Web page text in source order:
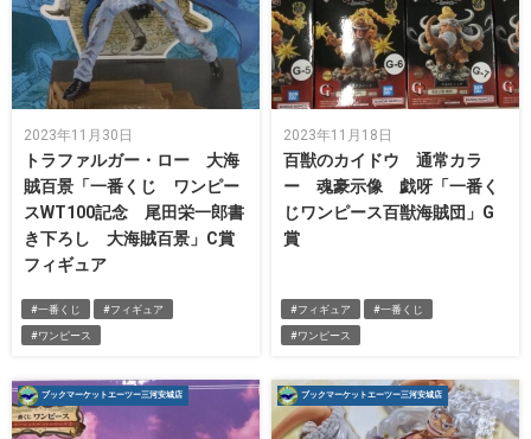
2023年11月30日
トラファルガー・ロー 大海
賊百景「一番くじ ワンピー
スWT100記念 尾田栄一郎書
き下ろし 大海賊百景」C賞
フィギュア
#一番くじ #フィギュア
#ワンピース
2023年11月18日
百獣のカイドウ 通常カラ
ー 魂豪示像 戯呀「一番く
じワンピース百獣海賊団」G
賞
#フィギュア #一番くじ
#ワンピース
ブックマーケットエーツー三河安城店 ブックマーケットエーツー三河安城店